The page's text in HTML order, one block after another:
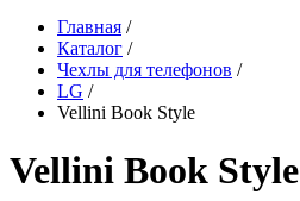
Главная /
Каталог /
Чехлы для телефонов /
LG /
Vellini Book Style
Vellini Book Style